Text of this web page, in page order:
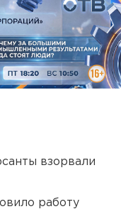
взорвали
работу